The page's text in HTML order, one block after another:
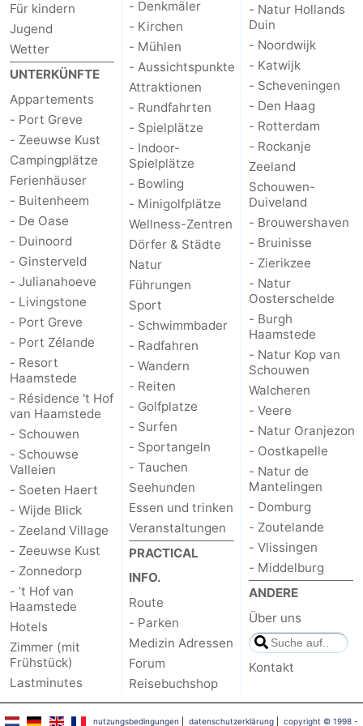
Natur
de
Mantelingen
-
Domburg
-
Zoutelande
-
Vlissingen
-
Middelburg
Wetter
Kontakt
Für kindern
Jugend
Wetter
UNTERKÜNFTE
Appartements
- Port Greve
- Zeeuwse Kust
Campingplätze
Ferienhäuser
- Buitenheem
- De Oase
- Duinoord
- Ginsterveld
- Julianahoeve
- Livingstone
- Port Greve
- Port Zélande
- Resort
Haamstede
- Résidence 't Hof
van Haamstede
- Schouwen
- Schouwse
Valleien
- Soeten Haert
- Wijde Blick
- Zeeland Village
- Zeeuwse Kust
- Zonnedorp
- ’t Hof van
Haamstede
Hotels
Zimmer (mit
Frühstück)
Lastminutes
- Denkmäler
- Kirchen
- Mühlen
- Aussichtspunkte
Attraktionen
- Rundfahrten
- Spielplätze
- Indoor-
Spielplätze
- Bowling
- Minigolfplätze
Wellness-Zentren
Dörfer & Städte
Natur
Führungen
Sport
- Schwimmbader
- Radfahren
- Wandern
- Reiten
- Golfplatze
- Surfen
- Sportangeln
- Tauchen
Seehunden
Essen und trinken
Veranstaltungen
PRACTICAL
INFO.
Route
- Parken
Medizin Adressen
Forum
Reisebuchshop
- Natur Hollands
Duin
- Noordwijk
- Katwijk
- Scheveningen
- Den Haag
- Rotterdam
- Rockanje
Zeeland
Schouwen-
Duiveland
- Brouwershaven
- Bruinisse
- Zierikzee
- Natur
Oosterschelde
- Burgh
Haamstede
- Natur Kop van
Schouwen
Walcheren
- Veere
- Natur Oranjezon
- Oostkapelle
- Natur de
Mantelingen
- Domburg
- Zoutelande
- Vlissingen
- Middelburg
ANDERE
Über uns
Kontakt
nutzungsbedingungen datenschutzerklärung| copyright © 1998 -